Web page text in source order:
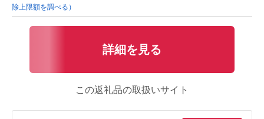
除上限額を調べる）
詳細を見る
この返礼品の取扱いサイト